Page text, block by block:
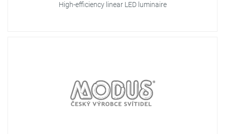
High-efficiency linear LED luminaire